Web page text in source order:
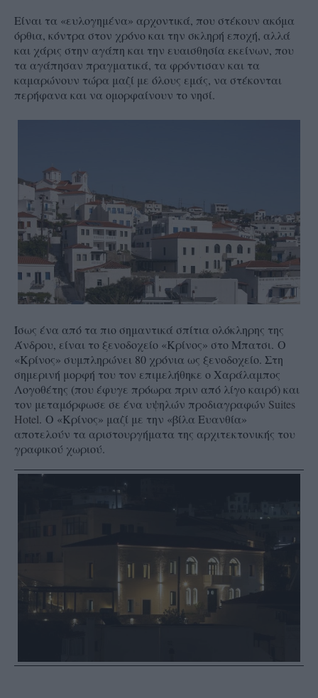
Είναι τα «ευλογημένα» αρχοντικά, που στέκουν ακόμα
όρθια, κόντρα στον χρόνο και την σκληρή εποχή, αλλά
και χάρις στην αγάπη και την ευαισθησία εκείνων, που
τα αγάπησαν πραγματικά, τα φρόντισαν και τα
καμαρώνουν τώρα μαζί με όλους εμάς, να στέκονται
περήφανα και να ομορφαίνουν το νησί.
Ίσως ένα από τα πιο σημαντικά σπίτια ολόκληρης της
Άνδρου, είναι το ξενοδοχείο «Κρίνος» στο Μπατσι. Ο
«Κρίνος» συμπληρώνει 80 χρόνια ως ξενοδοχείο. Στη
σημερινή μορφή του τον επιμελήθηκε ο Χαράλαμπος
Λογοθέτης (που έφυγε πρόωρα πριν από λίγο καιρό) και
τον μεταμόρφωσε σε ένα υψηλών προδιαγραφών Suites
Hotel. Ο «Κρίνος» μαζί με την «βίλα Ευανθία»
αποτελούν τα αριστουργήματα της αρχιτεκτονικής του
γραφικού χωριού.